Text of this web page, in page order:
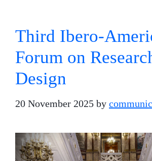
Third Ibero-
Forum on
Design
20 November 2025 by